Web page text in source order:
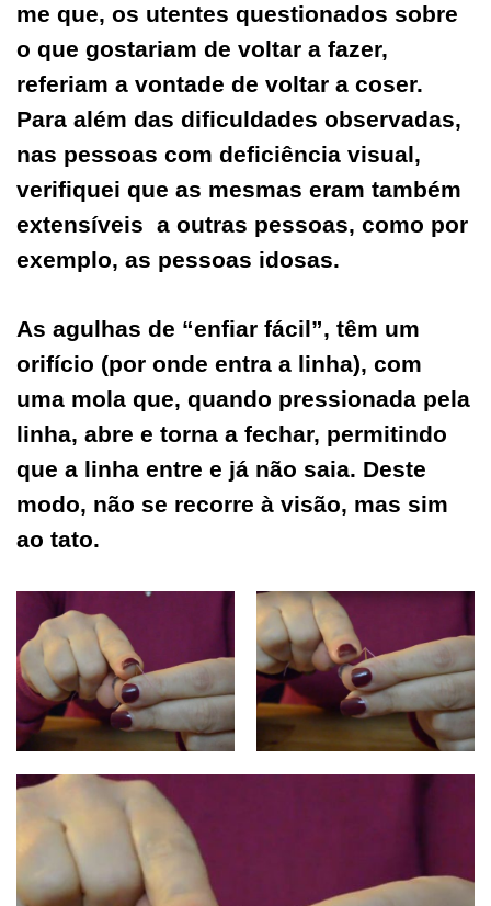
me que, os utentes questionados sobre
o que gostariam de voltar a fazer,
referiam a vontade de voltar a coser.
Para além das dificuldades observadas,
nas pessoas com deficiência visual,
verifiquei que as mesmas eram também
extensíveis a outras pessoas, como por
exemplo, as pessoas idosas.
As agulhas de “enfiar fácil”, têm um
orifício (por onde entra a linha), com
uma mola que, quando pressionada pela
linha, abre e torna a fechar, permitindo
que a linha entre e já não saia. Deste
modo, não se recorre à visão, mas sim
ao tato.